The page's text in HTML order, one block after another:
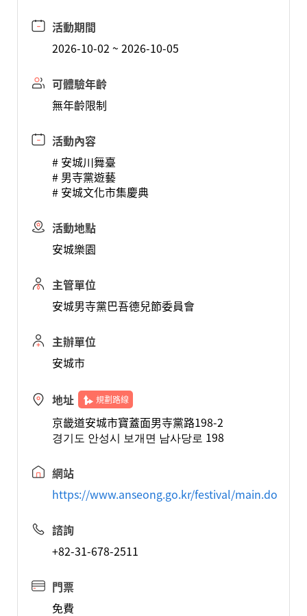
活動期間
2026-10-02 ~ 2026-10-05
可體驗年齡
無年齡限制
活動內容
# 安城川舞臺
# 男寺黨遊藝
# 安城文化市集慶典
活動地點
安城樂園
主管單位
安城男寺黨巴吾德兒節委員會
主辦單位
安城市
地址 規劃路線
京畿道安城市寶蓋面男寺黨路198-2
경기도 안성시 보개면 남사당로 198
網站
https://www.anseong.go.kr/festival/main.do
諮詢
+82-31-678-2511
門票
免費